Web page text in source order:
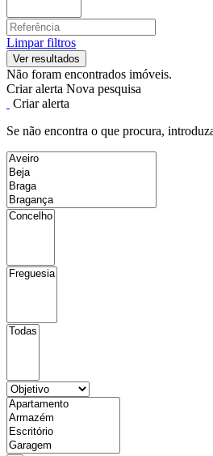
Limpar filtros
Não foram encontrados imóveis.
Criar alerta Nova pesquisa
Criar alerta
Se não encontra o que procura,